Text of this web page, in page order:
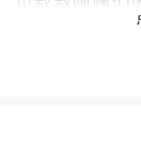
回报社会的关爱
化开展各类爱